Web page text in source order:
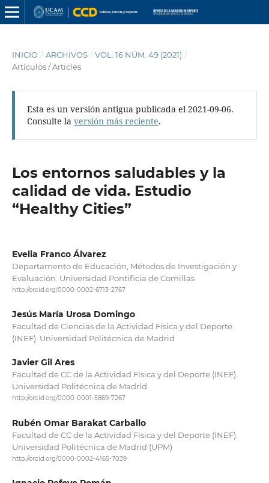
INICIO / ARCHIVOS / VOL. 16 NÚM. 49 (2021) /
Artículos / Articles
Esta es un versión antigua publicada el 2021-09-06.
Consulte la versión más reciente.
Los entornos saludables y la
calidad de vida. Estudio
“Healthy Cities”
Evelia Franco Álvarez
Departamento de Educación, Métodos de Investigación y
Evaluación. Universidad Pontificia de Comillas
http://orcid.org/0000-0002-6713-2767
Jesús María Urosa Domingo
Facultad de Ciencias de la Actividad Física y del Deporte
(INEF). Universidad Politécnica de Madrid
Javier Gil Ares
Facultad de CC de la Actividad Física y del Deporte (INEF).
Universidad Politécnica de Madrid
http://orcid.org/0000-0001-5869-7267
Rubén Omar Barakat Carballo
Facultad de CC de la Actividad Física y del Deporte (INEF).
Universidad Politécnica de Madrid (UPM)
http://orcid.org/0000-0002-4165-7039